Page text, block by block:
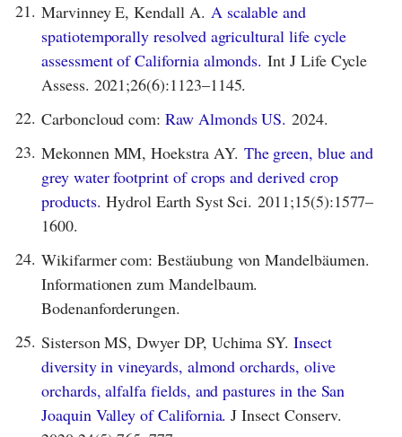
21. Marvinney E, Kendall A. A scalable and
spatiotemporally resolved agricultural life cycle
assessment of California almonds. Int J Life Cycle
Assess. 2021;26(6):1123–1145.
22. Carboncloud com:Raw Almonds US. 2024.
23. Mekonnen MM, Hoekstra AY. The green, blue and
grey water footprint of crops and derived crop
products. Hydrol Earth Syst Sci. 2011;15(5):1577–
1600.
24. Wikifarmer com: Bestäubung von Mandelbäumen.
Informationen zum Mandelbaum.
Bodenanforderungen.
25. Sisterson MS, Dwyer DP, Uchima SY.Insect
diversity in vineyards, almond orchards, olive
orchards, alfalfa fields, and pastures in the San
Joaquin Valley of California. J Insect Conserv.